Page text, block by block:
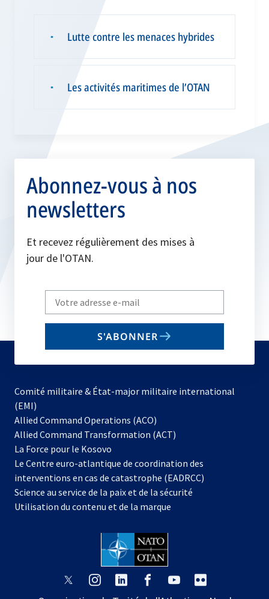
▪ Lutte contre les menaces hybrides
▪ Les activités maritimes de l’OTAN
Abonnez-vous à nos
newsletters
Et recevez régulièrement des mises à
jour de l'OTAN.
Write
your
email
S'ABONNER
Comité militaire & État-major militaire international
(EMI)
Allied Command Operations (ACO)
dans
nouvel
onglet
Allied Command Transformation (ACT)
La Force pour le Kosovo
dans
un
nouvel
onglet
Le Centre euro-atlantique de coordination des
interventions en cas de catastrophe (EADRCC)
Science au service de la paix et de la sécurité
Utilisation du contenu et de la marque
s’ouvres’ouvres’ouvres’ouvres’ouvres’ouvre